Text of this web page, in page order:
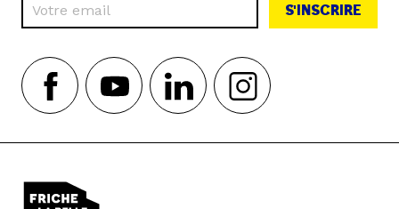
S'INSCRIRE